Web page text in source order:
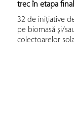
trec în etapa
32 de inițiative
pe biomasă şi/
colectoarelor